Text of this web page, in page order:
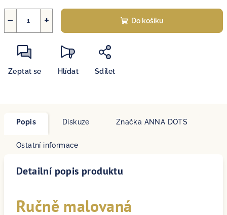
+
− Do košíku
Zeptat se Hlídat Sdílet
Popis Diskuze Značka ANNA DOTS
Ostatní informace
Detailní popis produktu
Ručně malovaná